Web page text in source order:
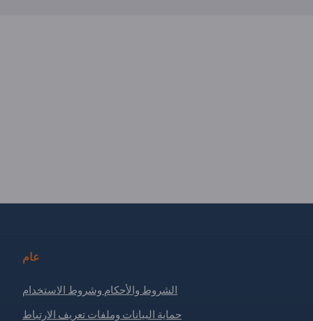
عام
الشروط والأحكام وشروط الاستخدام
حماية البيانات وملفات تعريف الارتباط